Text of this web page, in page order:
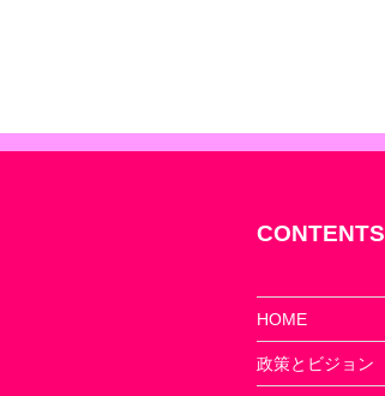
ョ
CONTENTS
HOME
政策とビジョン